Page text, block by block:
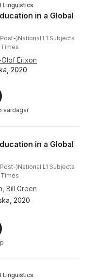
Linguistics
in a Global
)National L1 Subjects
Erixon
2020
vardagar
in a Global
)National L1 Subjects
Bill Green
2020
Linguistics